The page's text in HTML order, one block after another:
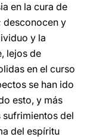
en la cura de
desconocen y
y la
lejos de
en el curso
se han ido
esto, y más
sufrimientos del
del espíritu